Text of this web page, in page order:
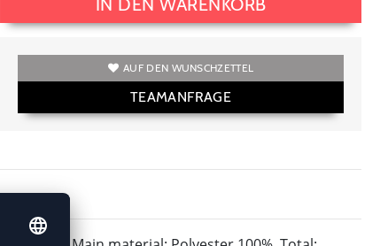
IN DEN WARENKORB
AUF DEN WUNSCHZETTEL
TEAMANFRAGE